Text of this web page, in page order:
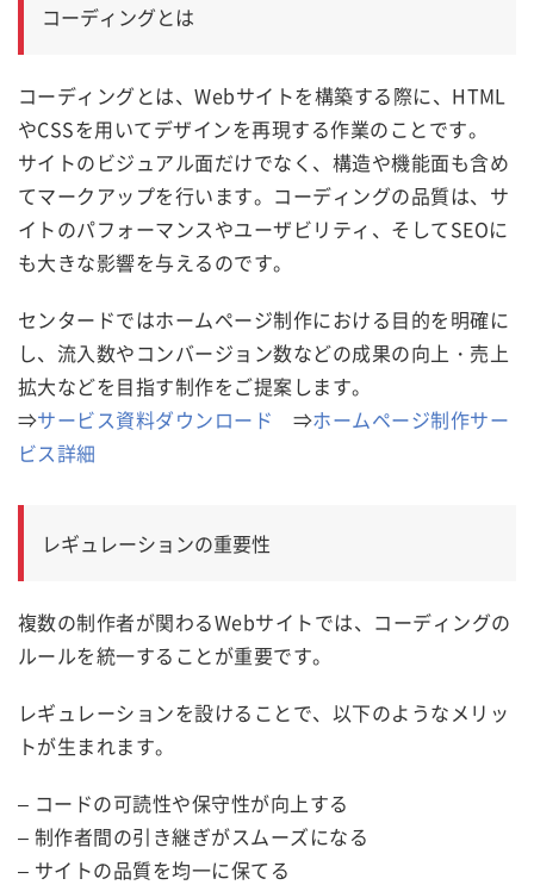
コーディングとは
コーディングとは、Webサイトを構築する際に、HTML
やCSSを用いてデザインを再現する作業のことです。
サイトのビジュアル面だけでなく、構造や機能面も含め
てマークアップを行います。コーディングの品質は、サ
イトのパフォーマンスやユーザビリティ、そしてSEOに
も大きな影響を与えるのです。
センタードではホームページ制作における目的を明確に
し、流入数やコンバージョン数などの成果の向上・売上
拡大などを目指す制作をご提案します。
⇒サービス資料ダウンロード ⇒ホームページ制作サー
ビス詳細
レギュレーションの重要性
複数の制作者が関わるWebサイトでは、コーディングの
ルールを統一することが重要です。
レギュレーションを設けることで、以下のようなメリッ
トが生まれます。
– コードの可読性や保守性が向上する
– 制作者間の引き継ぎがスムーズになる
– サイトの品質を均一に保てる